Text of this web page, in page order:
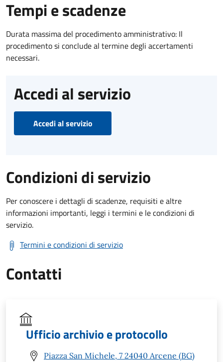
Tempi e scadenze
Durata massima del procedimento amministrativo: Il
procedimento si conclude al termine degli accertamenti
necessari.
Accedi al servizio
Accedi al servizio
Condizioni di servizio
Per conoscere i dettagli di scadenze, requisiti e altre
informazioni importanti, leggi i termini e le condizioni di
servizio.
Termini e condizioni di servizio
Contatti
Ufficio archivio e protocollo
Piazza San Michele, 7 24040 Arcene (BG)